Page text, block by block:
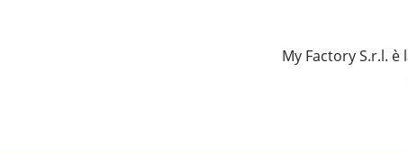
My Factory S.r.l.